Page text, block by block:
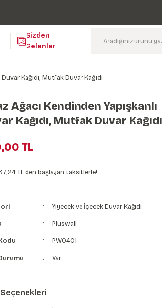
Duvar Kağıtları😇
Sizden
Gelenler
Kağıdı, Mutfak Duvar Kağıdı
Ağacı Kendinden Yapışkanlı
Kağıdı, Mutfak Duvar Kağıdı
TL
TL den başlayan taksitlerle!
Yiyecek ve İçecek Duvar Kağıdı
Pluswall
PW0401
Var